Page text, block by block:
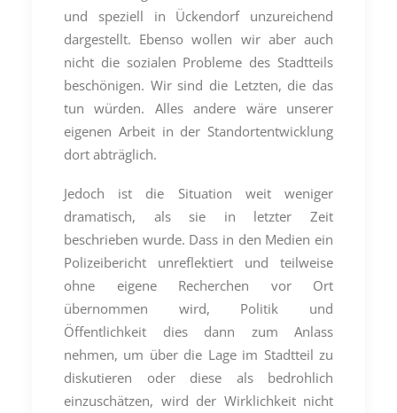
und speziell in Ückendorf unzureichend
dargestellt. Ebenso wollen wir aber auch
nicht die sozialen Probleme des Stadtteils
beschönigen. Wir sind die Letzten, die das
tun würden. Alles andere wäre unserer
eigenen Arbeit in der Standortentwicklung
dort abträglich.
Jedoch ist die Situation weit weniger
dramatisch, als sie in letzter Zeit
beschrieben wurde. Dass in den Medien ein
Polizeibericht unreflektiert und teilweise
ohne eigene Recherchen vor Ort
übernommen wird, Politik und
Öffentlichkeit dies dann zum Anlass
nehmen, um über die Lage im Stadtteil zu
diskutieren oder diese als bedrohlich
einzuschätzen, wird der Wirklichkeit nicht